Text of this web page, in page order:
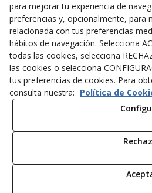
© 08/2026 SUBASTAVENDING SL -
reservados.
Política de Privacidad Aviso Legal
para mejorar tu experiencia de
preferencias y, opcionalmente, para
relacionada con tus preferencias
hábitos de navegación. Selecciona
todas las cookies, selecciona
las cookies o selecciona
tus preferencias de cookies. Para
consulta nuestra: Política de